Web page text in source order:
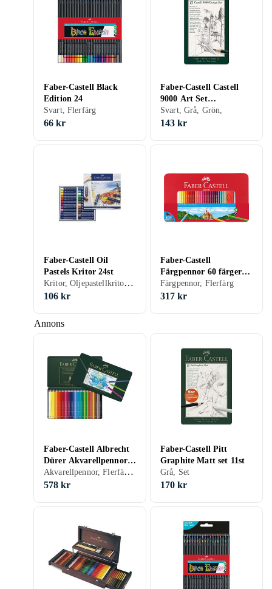
Annons
Faber-Castell Black
Edition 24
Svart, Flerfärg
66 kr
Faber-Castell Castell
9000 Art Set
Blyertspennor 12-pack
Svart, Grå, Grön,
143 kr
Faber-Castell Oil
Pastels Kritor 24st
Kritor, Oljepastellkritor, Flerfärg, Set
106 kr
Faber-Castell
Färgpennor 60 färger i
metallfodral
Färgpennor, Flerfärg
317 kr
Faber-Castell Albrecht
Dürer Akvarellpennor
36st
Akvarellpennor, Flerfärg, Set
578 kr
Faber-Castell Pitt
Graphite Matt set 11st
Grå, Set
170 kr